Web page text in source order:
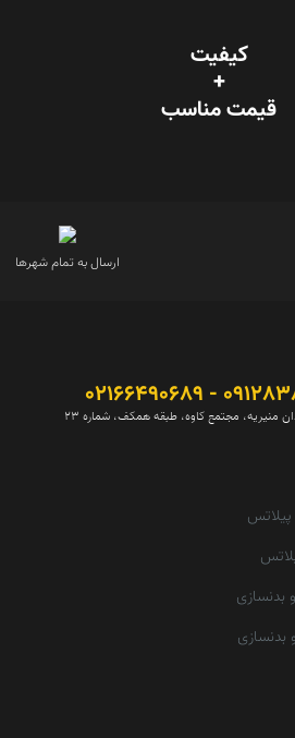
کیفیت
+
قیمت‌ مناسب
ارسال به تمام شهرها
09128385985
منیریه، مجتمع کاوه، طبقه همکف، شماره 23
پیلاتس
بدنسازی